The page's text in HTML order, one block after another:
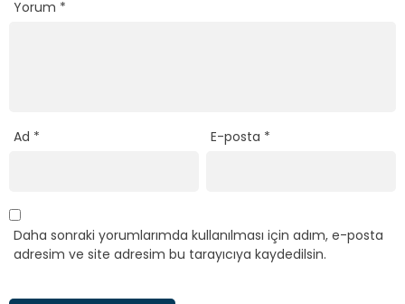
Yorum *
Ad * E-posta *
Daha sonraki yorumlarımda kullanılması için adım, e-posta
adresim ve site adresim bu tarayıcıya kaydedilsin.